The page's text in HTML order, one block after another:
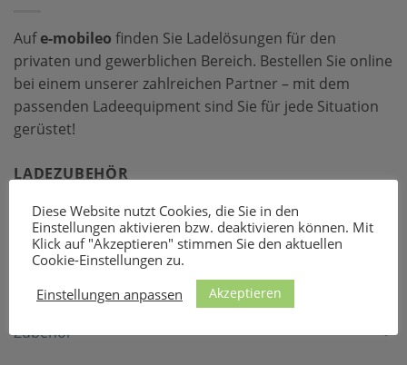
Aufe-mobileo finden Sie Ladelösungen für den
privaten und gewerblichen Bereich. Bestellen Sie online
bei einem unserer zahlreichen Partner – mit dem
passenden Ladeequipment sind Sie für jede Situation
gerüstet!
LADEZUBEHÖR
Ladekabel
Mobile Lader
Wallboxen
Zubehör
Diese Website nutzt Cookies, die Sie in den
Einstellungen aktivieren bzw. deaktivieren können. Mit
Klick auf "Akzeptieren" stimmen Sie den aktuellen
Cookie-Einstellungen zu.
Einstellungen anpassen
Akzeptieren